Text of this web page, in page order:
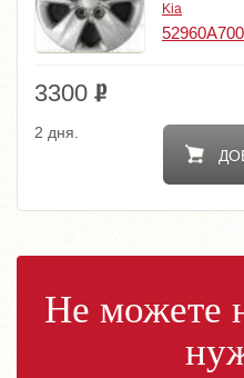
Kia
3300
2 дня.
Не можете